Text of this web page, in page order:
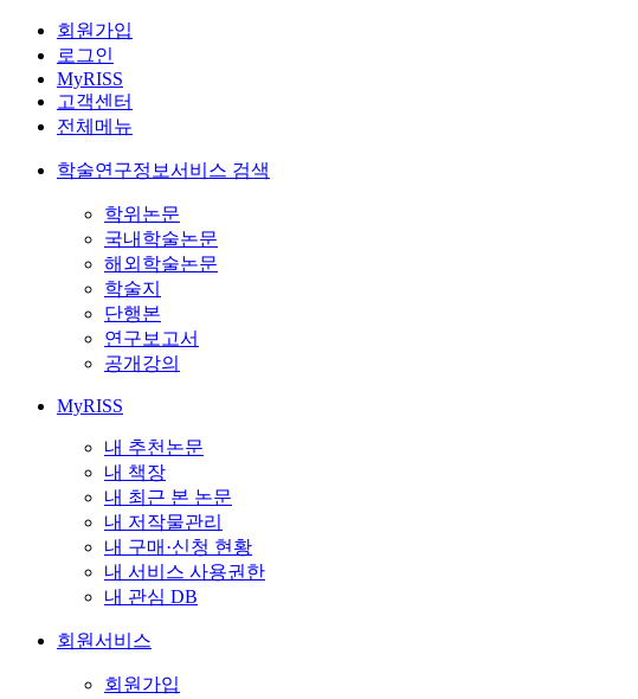
회원가입
로그인
MyRISS
고객센터
전체메뉴
학술연구정보서비스 검색
학위논문
국내학술논문
해외학술논문
학술지
단행본
연구보고서
공개강의
MyRISS
내 추천논문
내 책장
내 최근 본 논문
내 저작물관리
내 구매·신청 현황
내 서비스 사용권한
내 관심 DB
회원서비스
회원가입